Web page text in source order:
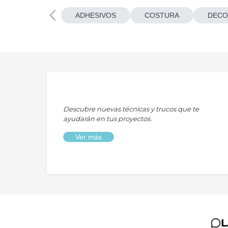
ADHESIVOS COSTURA
Descubre nuevas técnicas y trucos que te
ayudarán en tus proyectos.
Ver más